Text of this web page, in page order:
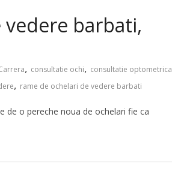
barbati,
, consultatie ochi, consultatie optometrica
, rame de ochelari de vedere barbati
de o pereche noua de ochelari fie ca